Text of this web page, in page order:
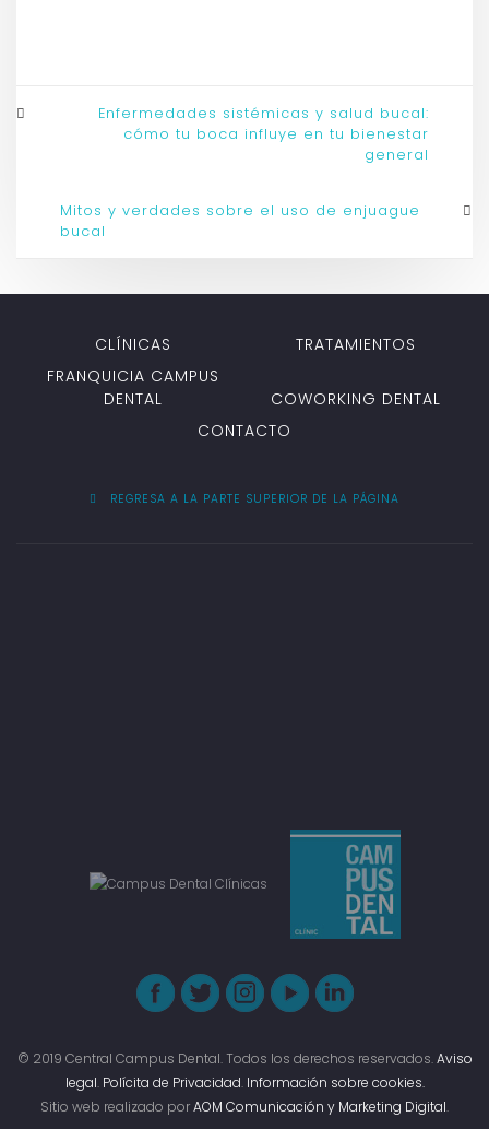
Enfermedades sistémicas y salud bucal:
cómo tu boca influye en tu bienestar
general
Mitos y verdades sobre el uso de enjuague
bucal
CLÍNICAS
TRATAMIENTOS
FRANQUICIA CAMPUS
DENTAL
COWORKING DENTAL
CONTACTO
REGRESA A LA PARTE SUPERIOR DE LA PÁGINA
© 2019 Central Campus Dental. Todos los derechos reservados.Aviso
legal. Polícita de Privacidad. Información sobre cookies.
Sitio web realizado porAOM Comunicación y Marketing Digital.